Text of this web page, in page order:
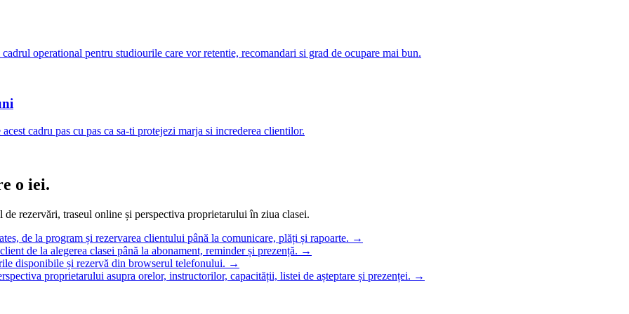
operational pentru studiourile care vor retentie, recomandari si grad de ocupare mai bun.
cadru pas cu pas ca sa-ti protejezi marja si increderea clientilor.
o iei.
rezervări, traseul online și perspectiva proprietarului în ziua clasei.
de la program și rezervarea clientului până la comunicare, plăți și rapoarte. →
de la alegerea clasei până la abonament, reminder și prezență. →
disponibile și rezervă din browserul telefonului. →
proprietarului asupra orelor, instructorilor, capacității, listei de așteptare și prezenței. →